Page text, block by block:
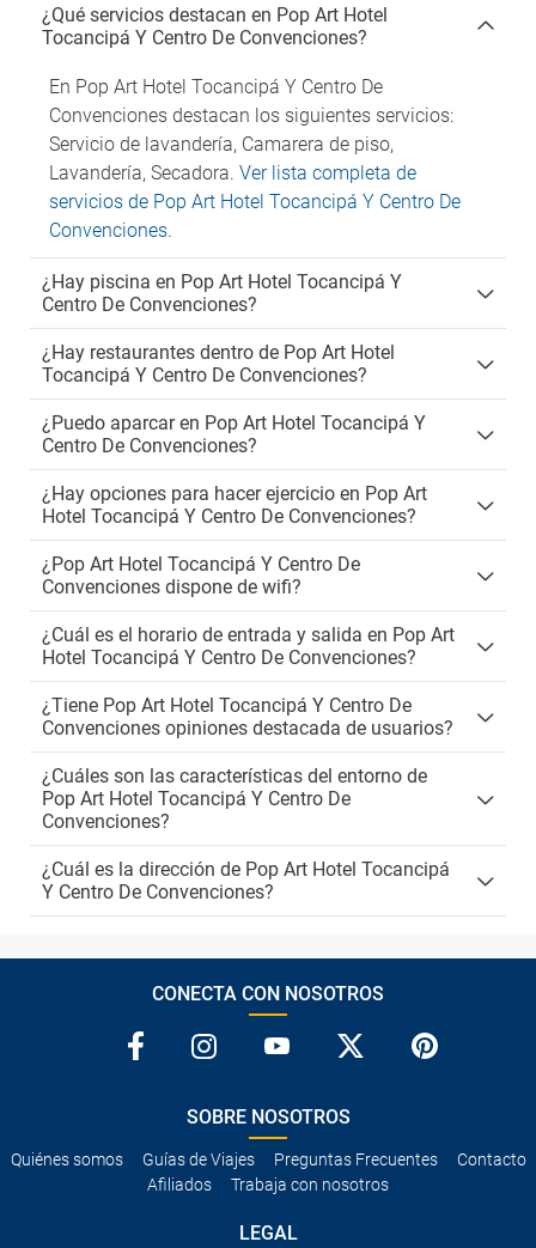
¿Qué servicios destacan en Pop Art Hotel
Tocancipá Y Centro De Convenciones?
En Pop Art Hotel Tocancipá Y Centro De
Convenciones destacan los siguientes servicios:
Servicio de lavandería, Camarera de piso,
Lavandería, Secadora. Ver lista completa de
servicios de Pop Art Hotel Tocancipá Y Centro De
Convenciones.
¿Hay piscina en Pop Art Hotel Tocancipá Y
Centro De Convenciones?
¿Hay restaurantes dentro de Pop Art Hotel
Tocancipá Y Centro De Convenciones?
¿Puedo aparcar en Pop Art Hotel Tocancipá Y
Centro De Convenciones?
¿Hay opciones para hacer ejercicio en Pop Art
Hotel Tocancipá Y Centro De Convenciones?
¿Pop Art Hotel Tocancipá Y Centro De
Convenciones dispone de wifi?
¿Cuál es el horario de entrada y salida en Pop Art
Hotel Tocancipá Y Centro De Convenciones?
¿Tiene Pop Art Hotel Tocancipá Y Centro De
Convenciones opiniones destacada de usuarios?
¿Cuáles son las características del entorno de
Pop Art Hotel Tocancipá Y Centro De
Convenciones?
¿Cuál es la dirección de Pop Art Hotel Tocancipá
Y Centro De Convenciones?
CONECTA CON NOSOTROS
SOBRE NOSOTROS
Quiénes somos Guías de Viajes Preguntas Frecuentes
Contacto
Afiliados
Trabaja con nosotros
LEGAL